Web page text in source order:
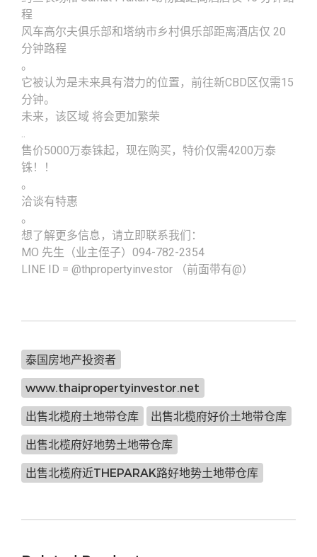
程
风车高尔夫俱乐部和塔纳市乡村俱乐部距离酒店仅 20
分钟路程
。
它被认为是未来具有潜力的位置，前往新CBD区仅需15
分钟。
未来，该区域 将会更加繁荣
..
售价5000万泰铢起，现在购买，特价仅需4200万泰
铢！！
。
洽谈有特惠
。
想了解更多信息，请立即联系我们：
MO 先生（业主侄子）094-782-2354
LINE ID = @thpropertyinvestor （前面带有@）
泰国房地产投资者
www.thaipropertyinvestor.net
出售北榄府土地带仓库 出售北榄府好价土地带仓库
出售北榄府好地势土地带仓库
出售北榄府近THEPARAK路好地势土地带仓库